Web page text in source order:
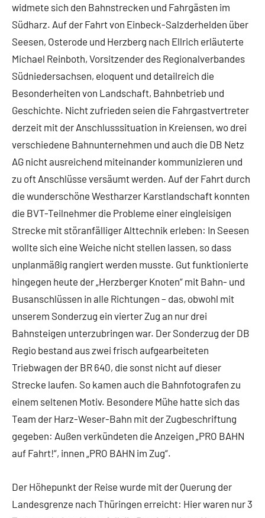
widmete sich den Bahnstrecken und Fahrgästen im
Südharz. Auf der Fahrt von Einbeck-Salzderhelden über
Seesen, Osterode und Herzberg nach Ellrich erläuterte
Michael Reinboth, Vorsitzender des Regionalverbandes
Südniedersachsen, eloquent und detailreich die
Besonderheiten von Landschaft, Bahnbetrieb und
Geschichte. Nicht zufrieden seien die Fahrgastvertreter
derzeit mit der Anschlusssituation in Kreiensen, wo drei
verschiedene Bahnunternehmen und auch die DB Netz
AG nicht ausreichend miteinander kommunizieren und
zu oft Anschlüsse versäumt werden. Auf der Fahrt durch
die wunderschöne Westharzer Karstlandschaft konnten
die BVT-Teilnehmer die Probleme einer eingleisigen
Strecke mit störanfälliger Alttechnik erleben: In Seesen
wollte sich eine Weiche nicht stellen lassen, so dass
unplanmäßig rangiert werden musste. Gut funktionierte
hingegen heute der „Herzberger Knoten“ mit Bahn- und
Busanschlüssen in alle Richtungen – das, obwohl mit
unserem Sonderzug ein vierter Zug an nur drei
Bahnsteigen unterzubringen war. Der Sonderzug der DB
Regio bestand aus zwei frisch aufgearbeiteten
Triebwagen der BR 640, die sonst nicht auf dieser
Strecke laufen. So kamen auch die Bahnfotografen zu
einem seltenen Motiv. Besondere Mühe hatte sich das
Team der Harz-Weser-Bahn mit der Zugbeschriftung
gegeben: Außen verkündeten die Anzeigen „PRO BAHN
auf Fahrt!“, innen „PRO BAHN im Zug“.
Der Höhepunkt der Reise wurde mit der Querung der
Landesgrenze nach Thüringen erreicht: Hier waren nur 3